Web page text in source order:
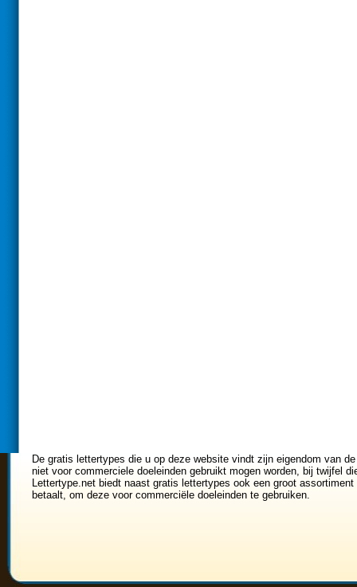
De gratis lettertypes die u op deze website vindt zijn eigendom van
niet voor commerciele doeleinden gebruikt mogen worden, bij twijfel
Lettertype.net biedt naast gratis lettertypes ook een groot
betaalt, om deze voor commerciële doeleinden te gebruiken.